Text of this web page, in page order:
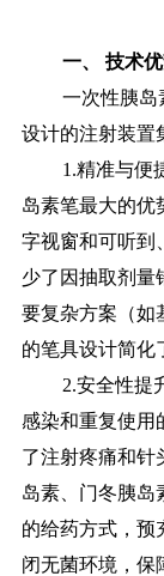
一、 技术
一次性胰岛
设计的注射装置
1.精准与便
岛素笔最大的优
字视窗和可听到
少了因抽取剂量
要复杂方案（如
的笔具设计简化
2.安全性提
感染和重复使用
了注射疼痛和针
岛素、门冬胰岛
的给药方式，预
闭无菌环境，保